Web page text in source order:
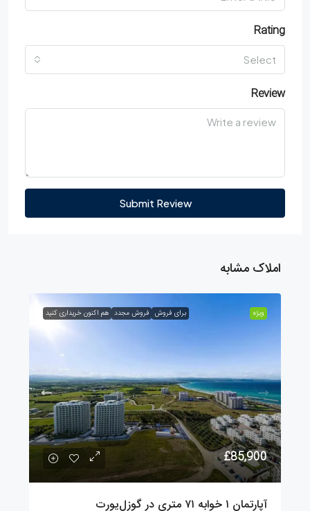
Rating
Select
Review
Submit Review
املاک مشابه
ویژه برای فروش فروش مجدد هم اکنون خریداری کنید
£85,900
آپارتمان ۱ خوابه ۷۱ متری در گوزل‌یورت